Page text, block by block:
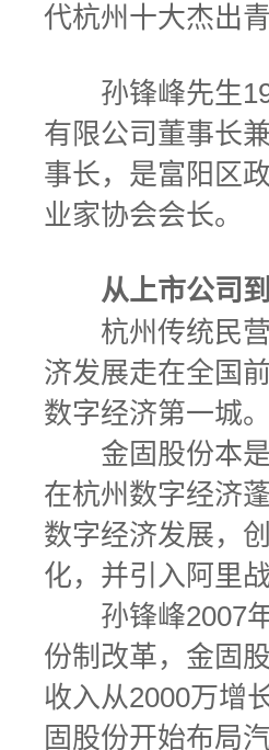
代杭州十大杰出青
孙锋峰先生
有限公司董事长
事长，是富阳区
业家协会会长。
从上市公司到
杭州传统民营
济发展走在全国
数字经济第一城。
金固股份本是
在杭州数字经济
数字经济发展，
化，并引入阿里
孙锋峰2007年
份制改革，金固
收入从2000万增
固股份开始布局